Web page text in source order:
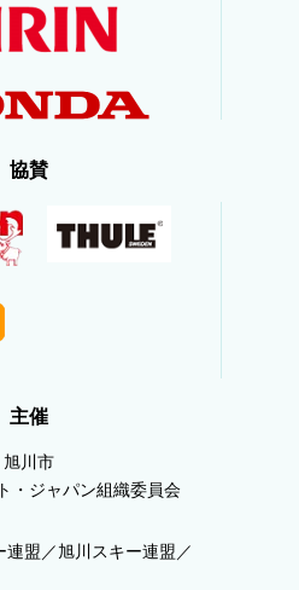
協賛
主催
旭川市
・ジャパン組織委員会
盟／旭川スキー連盟／